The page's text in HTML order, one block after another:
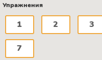
Упражнения
1 2 3
7